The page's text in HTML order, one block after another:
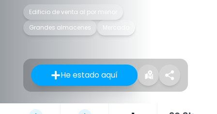
Edificio de venta al por menor
Grandes almacenes
Mercado
He estado aquí